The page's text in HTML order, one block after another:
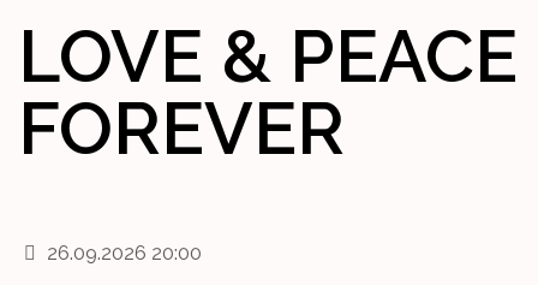
KONTAKT
LOVE & PEACE
FOREVER
26.09.2026 20:00